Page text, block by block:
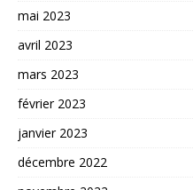
mai 2023
avril 2023
mars 2023
février 2023
janvier 2023
décembre 2022